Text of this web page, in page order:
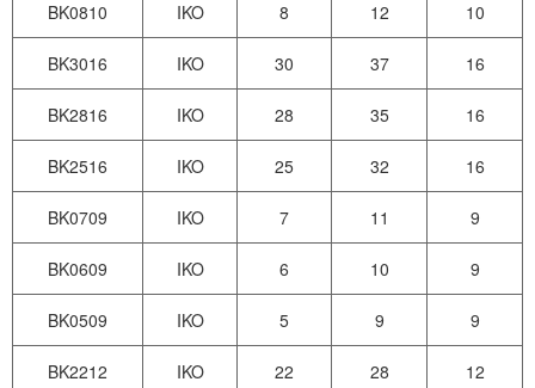
BK0810 IKO 8 12 10
BK3016 IKO 30 37 16
BK2816 IKO 28 35 16
BK2516 IKO 25 32 16
BK0709 IKO 7 11 9
BK0609 IKO 6 10 9
BK0509 IKO 5 9 9
BK2212 IKO 22 28 12